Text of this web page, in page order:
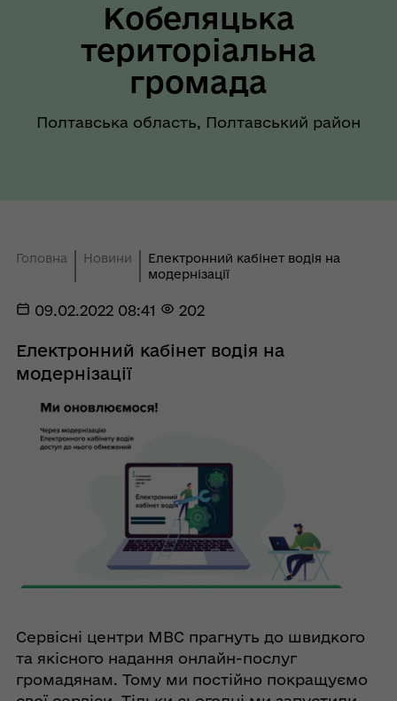
Кобеляцька
територіальна
громада
Полтавська область, Полтавський район
Головна Новини
Електронний кабінет водія на
модернізації
09.02.2022 08:41 202
Електронний кабінет водія на
модернізації
Сервісні центри МВС прагнуть до швидкого
та якісного надання онлайн-послуг
громадянам. Тому ми постійно покращуємо